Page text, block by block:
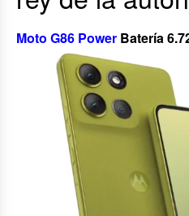
Moto G86 Power Batería